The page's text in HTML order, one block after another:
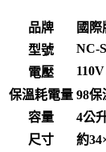
品牌
國際
型號
NC-
電壓
保溫耗電量 98保
容量
4公
尺寸
約